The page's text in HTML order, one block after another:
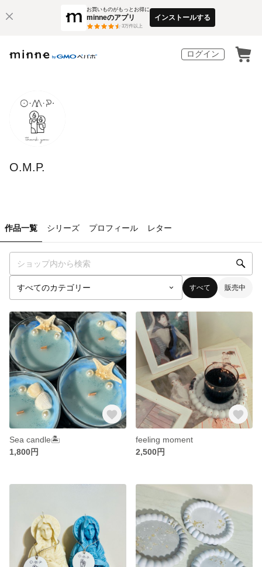
お買いものがもっとお得に
minneのアプリ
3万件以上
インストールする
ログイン
O.M.P.
作品一覧 シリーズ プロフィール レター
すべて 販売中
Sea candle🏝️
1,800円
feeling moment
2,500円